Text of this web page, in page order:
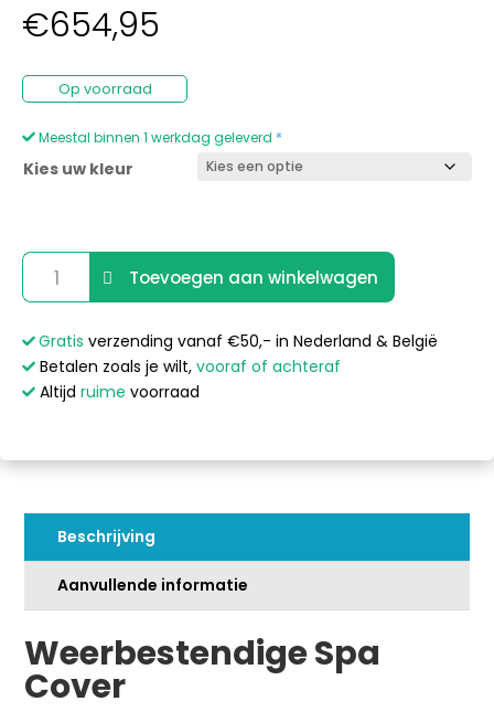
€654,95
Op voorraad
Meestal binnen 1 werkdag geleverd *
Kies uw kleur
All-
Weather
Cover
-
Rond
cm
Toevoegen aan winkelwagen
l
t
e
a
i
Gratis verzending vanaf €50,- in Nederland & België
Betalen zoals je wilt, vooraf of achteraf
Altijd ruime voorraad
Beschrijving
Aanvullende informatie
Weerbestendige Spa
Cover